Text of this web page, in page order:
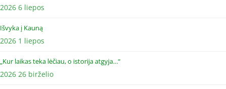
2026 6 liepos
Išvyka į Kauną
2026 1 liepos
„Kur laikas teka lėčiau, o istorija atgyja…“
2026 26 birželio